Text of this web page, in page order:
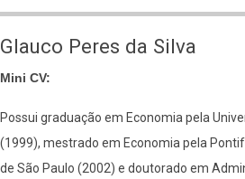
Adriana
Glauco Peres da Silva
Mini CV:
Possui graduação em Economia pela
(1999), mestrado em Economia pela
de São Paulo (2002) e doutorado em